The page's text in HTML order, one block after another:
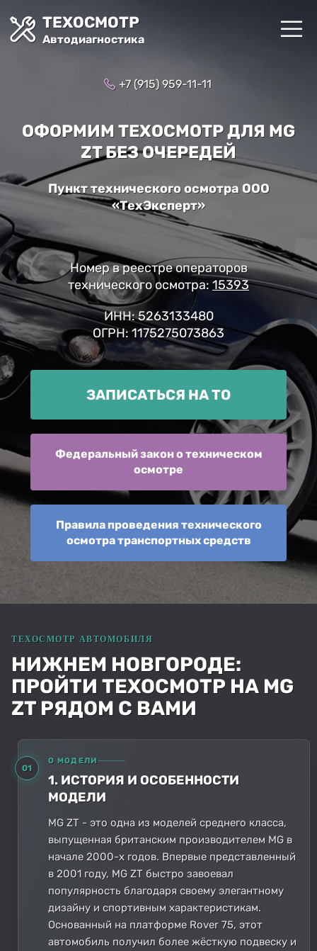
ТЕХОСМОТР
Автодиагностика
+7 (915) 959-11-11
ОФОРМИМ ТЕХОСМОТР ДЛЯ MG
ZT БЕЗ ОЧЕРЕДЕЙ
Пункт технического осмотра ООО
«ТехЭксперт»
Номер в реестре операторов
технического осмотра: 15393
ИНН: 5263133480
ОГРН: 1175275073863
ЗАПИСАТЬСЯ НА ТО
Федеральный закон о техническом
осмотре
Правила проведения технического
осмотра транспортных средств
НИЖНЕМ НОВГОРОДЕ:
ПРОЙТИ ТЕХОСМОТР НА MG
ZT РЯДОМ С ВАМИ
01
О МОДЕЛИ
1. ИСТОРИЯ И ОСОБЕННОСТИ
МОДЕЛИ
MG ZT - это одна из моделей среднего класса,
выпущенная британским производителем MG в
начале 2000-х годов. Впервые представленный
в 2001 году, MG ZT быстро завоевал
популярность благодаря своему элегантному
дизайну и спортивным характеристикам.
Основанный на платформе Rover 75, этот
автомобиль получил более жёсткую подвеску и